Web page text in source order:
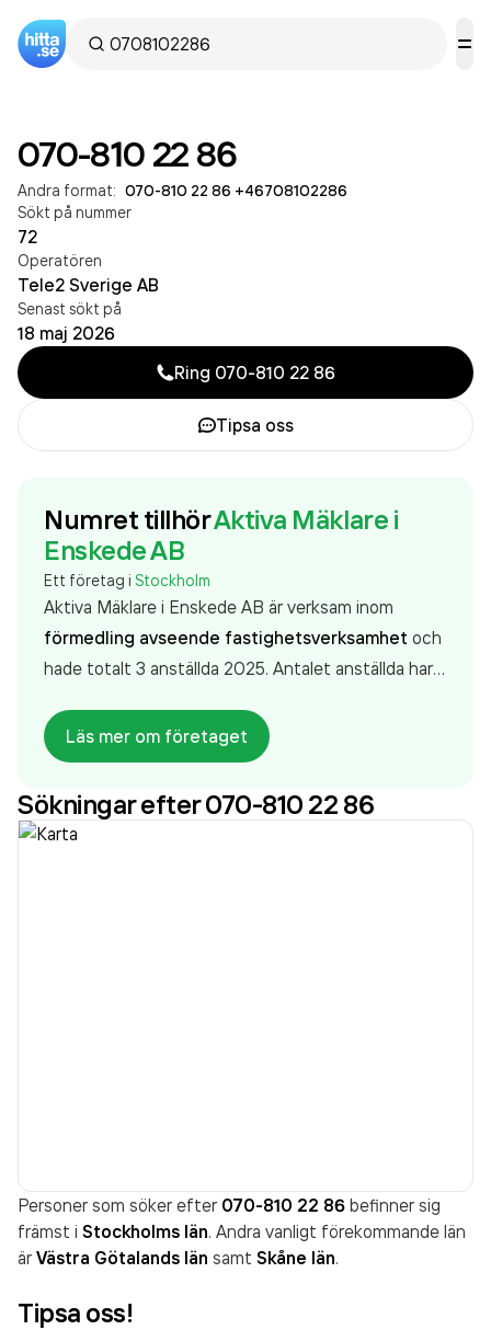
070-810 22 86
Andra format: 070-810 22 86 +46708102286
Sökt på nummer
72
Operatören
Tele2 Sverige AB
Senast sökt på
18 maj 2026
Ring 070-810 22 86
Tipsa oss
Numret tillhörAktiva Mäklare i
Enskede AB
Ett företag i Stockholm
Aktiva Mäklare i Enskede AB är verksam inom
förmedling avseende fastighetsverksamhet och
hade totalt 3 anställda 2025. Antalet anställda har
jobbade 6 personer på företaget. Bolaget är ett
aktiebolag som varit aktivt sedan 2012. Aktiva
Mäklare i Enskede ABomsatte 11 159 000,00 kr
senaste räkenskapsåret (2025).
Läs mer om företaget
Sökningar efter 070-810 22 86
Personer som söker efter 070-810 22 86 befinner sig
främst i Stockholms län. Andra vanligt förekommande län
är Västra Götalands län samt Skåne län.
Tipsa oss!